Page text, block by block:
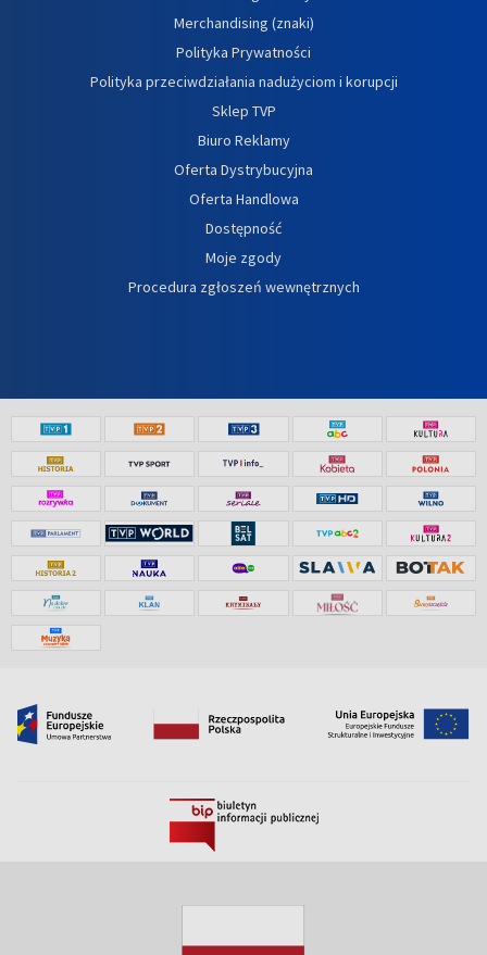
Merchandising (znaki)
Polityka Prywatności
Polityka przeciwdziałania nadużyciom i korupcji
Sklep TVP
Biuro Reklamy
Oferta Dystrybucyjna
Oferta Handlowa
Dostępność
Moje zgody
Procedura zgłoszeń wewnętrznych